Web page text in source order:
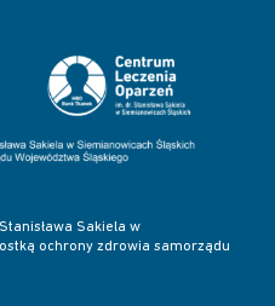
Sakiela w
ochrony zdrowia samorządu